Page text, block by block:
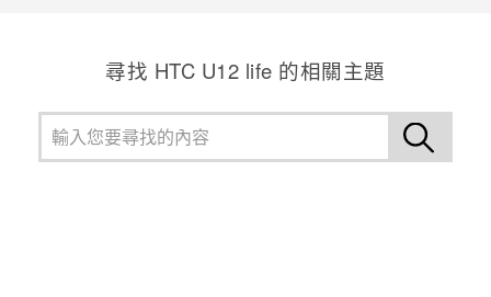
尋找 HTC U12 life 的相關主題